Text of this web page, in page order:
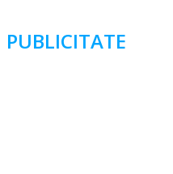
PUBLICITATE